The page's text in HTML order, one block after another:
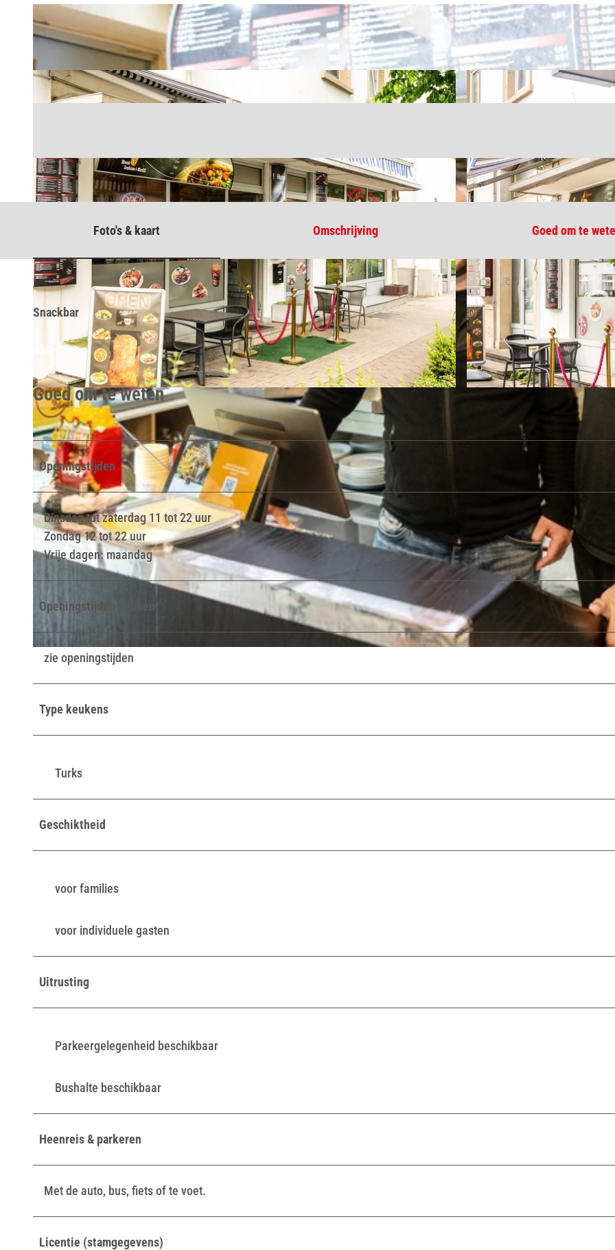
© Teutoburger Wald / LTM GmbH, D. Ketz |
© Teutoburger Wald / LTM GmbH, D. Ketz |CC-BY-SA © Teutoburger Wald / LTM GmbH, D. Ketz |
Foto's & kaart Omschrijving Goed om te
Snackbar
Goed om te weten
Openingstijden
Dinsdag tot zaterdag 11 tot 22 uur
Zondag 12 tot 22 uur
Vrije dagen: maandag
Openingstijden keuken
zie openingstijden
Type keukens
Turks
Geschiktheid
voor families
voor individuele gasten
Uitrusting
Parkeergelegenheid beschikbaar
Bushalte beschikbaar
Heenreis & parkeren
Met de auto, bus, fiets of te voet.
Licentie (stamgegevens)